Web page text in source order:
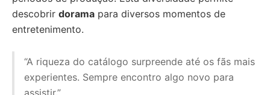
descobrir dorama para diversos momentos de
entretenimento.
“A riqueza do catálogo surpreende até os fãs mais
experientes. Sempre encontro algo novo para
assistir.”